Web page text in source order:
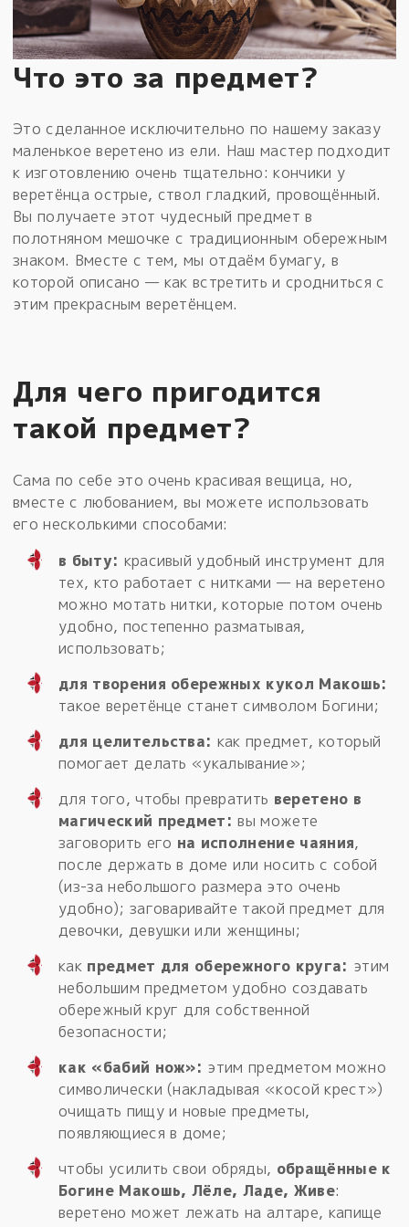
Что это за предмет?
Это сделанное исключительно по нашему заказу
маленькое веретено из ели. Наш мастер подходит
к изготовлению очень тщательно: кончики у
веретёнца острые, ствол гладкий, провощённый.
Вы получаете этот чудесный предмет в
полотняном мешочке с традиционным обережным
знаком. Вместе с тем, мы отдаём бумагу, в
которой описано — как встретить и сродниться с
этим прекрасным веретёнцем.
Для чего пригодится
такой предмет?
Сама по себе это очень красивая вещица, но,
вместе с любованием, вы можете использовать
его несколькими способами:
в быту: красивый удобный инструмент для
тех, кто работает с нитками — на веретено
можно мотать нитки, которые потом очень
удобно, постепенно разматывая,
использовать;
для творения обережных кукол Макошь:
такое веретёнце станет символом Богини;
для целительства: как предмет, который
помогает делать «укалывание»;
для того, чтобы превратить веретено в
магический предмет: вы можете
заговорить его на исполнение чаяния,
после держать в доме или носить с собой
(из-за небольшого размера это очень
удобно); заговаривайте такой предмет для
девочки, девушки или женщины;
как предмет для обережного круга: этим
небольшим предметом удобно создавать
обережный круг для собственной
безопасности;
как «бабий нож»: этим предметом можно
символически (накладывая «косой крест»)
очищать пищу и новые предметы,
появляющиеся в доме;
чтобы усилить свои обряды, обращённые к
Богине Макошь, Лёле, Ладе, Живе:
веретено может лежать на алтаре, капище